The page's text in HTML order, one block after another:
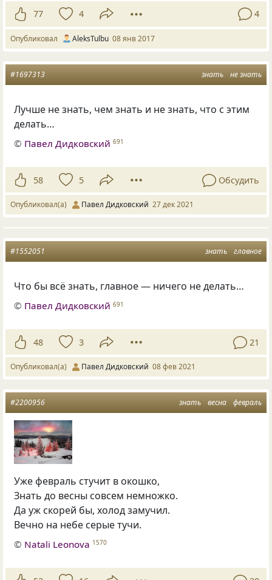
77 4 4
Опубликовал AleksTulbu 08 янв 2017
знать не знать
#1697313
Лучше не знать, чем знать и не знать, что с этим
делать…
© Павел Дидковский 691
58 5 Обсудить
Опубликовал(а) Павел Дидковский 27 дек 2021
знать главное
#1552051
Что бы всё знать, главное — ничего не делать…
© Павел Дидковский 691
48 3 21
Опубликовал(а) Павел Дидковский 08 фев 2021
знать весна февраль
#2200956
Уже февраль стучит в окошко,
Знать до весны совсем немножко.
Да уж скорей бы, холод замучил.
Вечно на небе серые тучи.
© Natali Leonova 1570